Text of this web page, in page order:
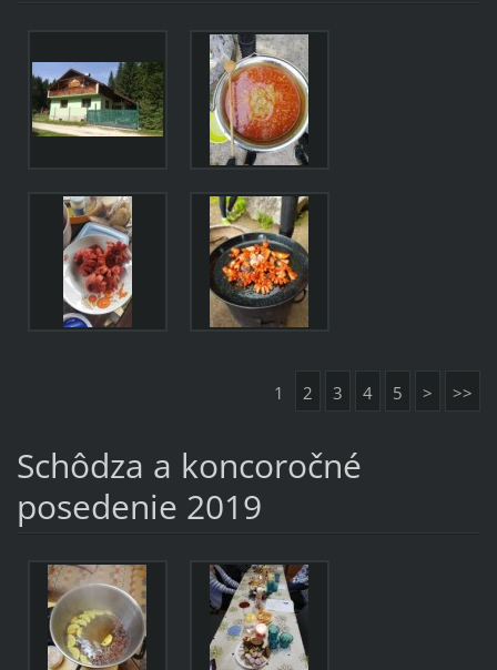
1 2 3 4 5 > >>
Schôdza a koncoročné
posedenie 2019